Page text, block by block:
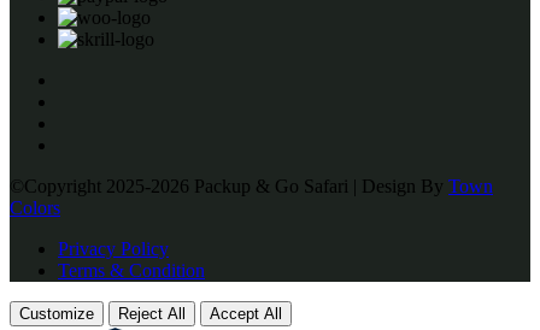
©Copyright 2025-2026 Packup & Go Safari | Design By Town
Colors
Privacy Policy
Terms & Condition
Customize Reject All Accept All